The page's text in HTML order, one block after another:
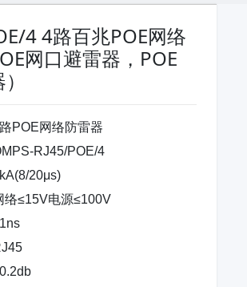
4 4路百兆POE网络
网口避雷器，POE
POE网络防雷器
RJ45/POE/4
20μs)
络≤15V电源≤100V